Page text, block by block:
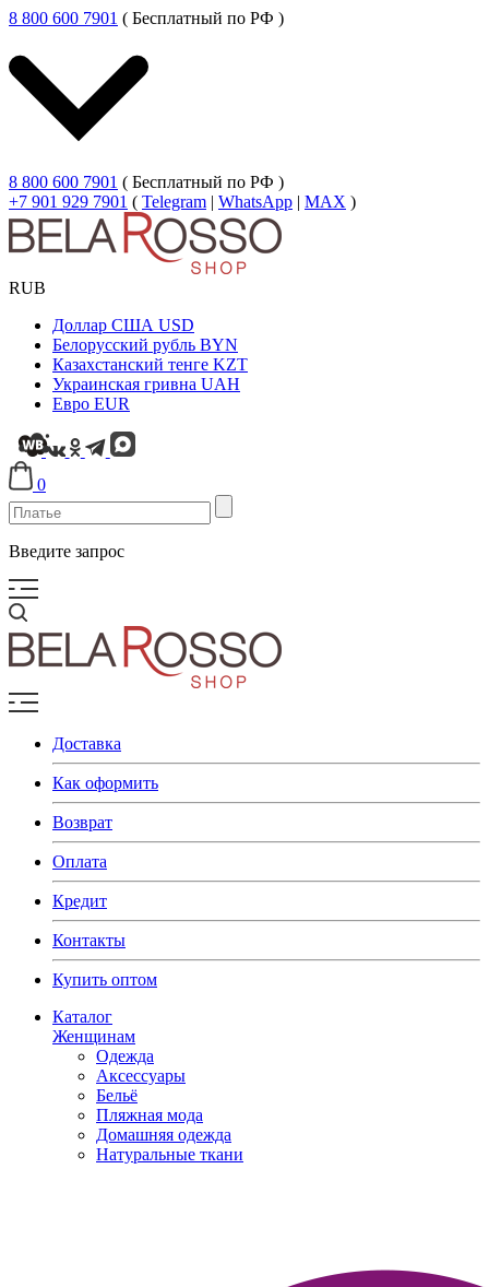
8 800 600 7901 ( Бесплатный по РФ )
8 800 600 7901 ( Бесплатный по РФ )
+7 901 929 7901 ( Telegram | WhatsApp | MAX )
RUB
Доллар США USD
Белорусский рубль BYN
Казахстанский тенге KZT
Украинская гривна UAH
Евро EUR
0
Введите запрос
Доставка
Как оформить
Возврат
Оплата
Кредит
Контакты
Купить оптом
Каталог
Женщинам
Одежда
Аксессуары
Бельё
Пляжная мода
Домашняя одежда
Натуральные ткани